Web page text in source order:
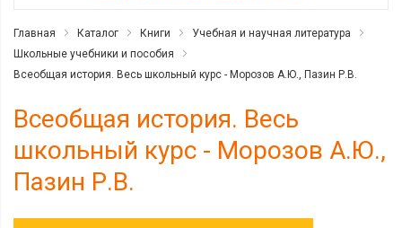
Главная Каталог Книги
Учебная и научная литература
Школьные учебники и пособия
Всеобщая история. Весь школьный курс - Морозов А.Ю., Пазин Р.В.
Всеобщая история. Весь
школьный курс - Морозов А.Ю.,
Пазин Р.В.